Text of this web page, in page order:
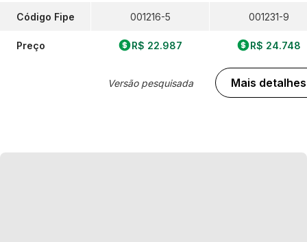
Código Fipe
Preço
001216-5
R$ 22.987
Versão pesquisada
001231-9
R$ 24.748
Mais detalhes